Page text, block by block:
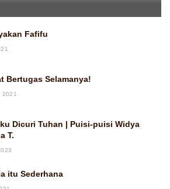
Fafifu
Bertugas Selamanya!
2021
Dicuri Tuhan | Puisi-puisi Widya
T.
itu Sederhana